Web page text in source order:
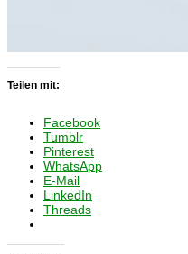
Teilen mit:
Facebook
Tumblr
Pinterest
WhatsApp
E-Mail
LinkedIn
Threads